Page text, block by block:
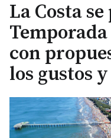
La Costa
con
los gustos